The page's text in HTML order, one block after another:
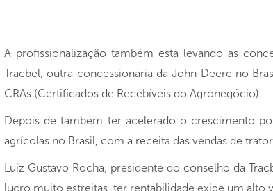
A profissionalização também está levando as
Tracbel, outra concessionária da John Deere no
CRAs (Certificados de Recebíveis do Agronegócio).
Depois de também ter acelerado o crescimento
agrícolas no Brasil, com a receita das vendas de
Luiz Gustavo Rocha, presidente do conselho da
lucro muito estreitas, ter rentabilidade exige um alto